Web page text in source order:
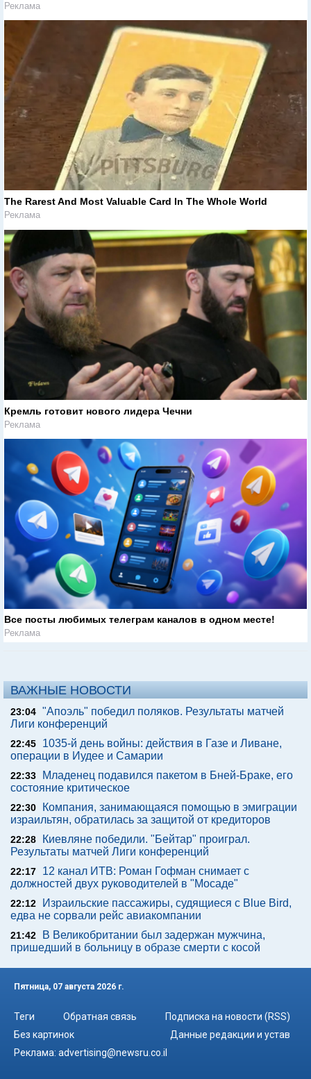
Реклама
The Rarest And Most Valuable Card In The Whole World
Реклама
Кремль готовит нового лидера Чечни
Реклама
Все посты любимых телеграм каналов в одном месте!
Реклама
ВАЖНЫЕ НОВОСТИ
23:04 "Апоэль" победил поляков. Результаты матчей
Лиги конференций
22:45
1035-й день войны: действия в Газе и Ливане,
операции в Иудее и Самарии
22:33
Младенец подавился пакетом в Бней-Браке, его
состояние критическое
22:30
Компания, занимающаяся помощью в эмиграции
израильтян, обратилась за защитой от кредиторов
22:28
Киевляне победили. "Бейтар" проиграл.
Результаты матчей Лиги конференций
22:17
12 канал ИТВ: Роман Гофман снимает с
должностей двух руководителей в "Мосаде"
22:12
Израильские пассажиры, судящиеся с Blue Bird,
едва не сорвали рейс авиакомпании
21:42
В Великобритании был задержан мужчина,
пришедший в больницу в образе смерти с косой
Пятница, 07 августа 2026 г.
Теги Обратная связь
Подписка на новости (RSS)
Без картинок
Данные редакции и устав
Реклама: advertising@newsru.co.il